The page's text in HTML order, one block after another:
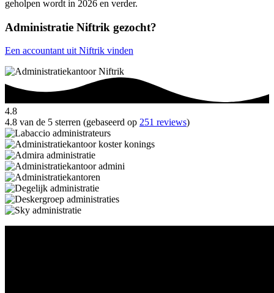
geholpen wordt in 2026 en verder.
Administratie Niftrik gezocht?
Een accountant uit Niftrik vinden
4.8
4.8 van de 5 sterren (gebaseerd op 251 reviews)